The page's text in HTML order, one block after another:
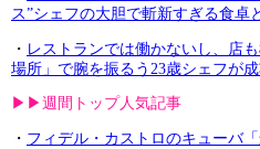
ス”シェフの大胆で斬新すぎる食卓
・ レストランでは働かないし、店
場所」で腕を振るう23歳シェフが
▶︎▶︎週間トップ人気記事
・ フィデル・カストロのキューバ